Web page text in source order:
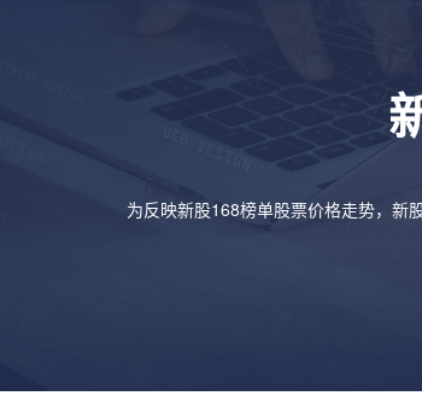
为反映新股168榜单股票价格走势，新